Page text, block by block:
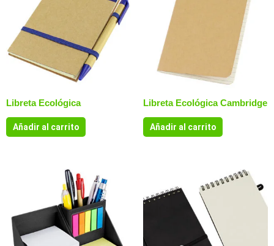
Libreta Ecológica
Añadir al carrito
Libreta Ecológica Cambridge
Añadir al carrito